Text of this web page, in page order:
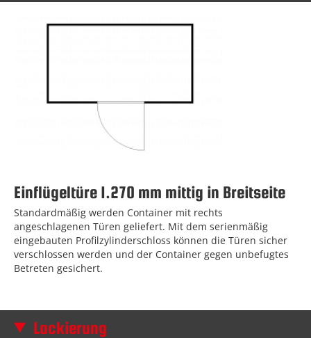
Einflügeltüre 1.270 mm mittig in Breitseite
Standardmäßig werden Container mit rechts
angeschlagenen Türen geliefert. Mit dem serienmäßig
eingebauten Profilzylinderschloss können die Türen sicher
verschlossen werden und der Container gegen unbefugtes
Betreten gesichert.
Lackierung